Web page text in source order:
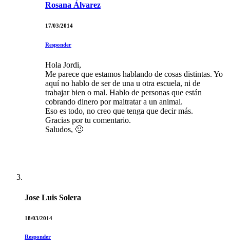
Rosana Álvarez
17/03/2014
Responder
Hola Jordi,
Me parece que estamos hablando de cosas distintas. Yo
aquí no hablo de ser de una u otra escuela, ni de
trabajar bien o mal. Hablo de personas que están
cobrando dinero por maltratar a un animal.
Eso es todo, no creo que tenga que decir más.
Gracias por tu comentario.
Saludos, 🙂
Jose Luis Solera
18/03/2014
Responder